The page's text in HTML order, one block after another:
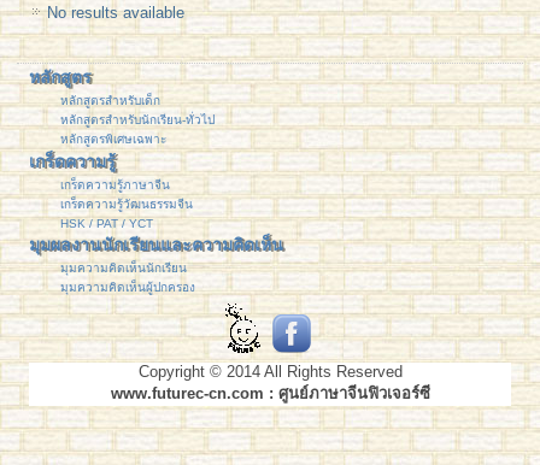
No results available
หลักสูตร
หลักสูตรสำหรับเด็ก
หลักสูตรสำหรับนักเรียน-ทั่วไป
หลักสูตรพิเศษเฉพาะ
เกร็ดความรู้
เกร็ดความรู้ภาษาจีน
เกร็ดความรู้วัฒนธรรมจีน
HSK / PAT / YCT
มุมผลงานนักเรียนและความคิดเห็น
มุมความคิดเห็นนักเรียน
มุมความคิดเห็นผู้ปกครอง
Copyright © 2014 All Rights Reserved
www.futurec-cn.com : ศูนย์ภาษาจีนฟิวเจอร์ซี